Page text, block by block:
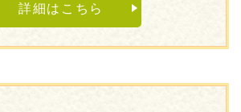
詳細はこちら